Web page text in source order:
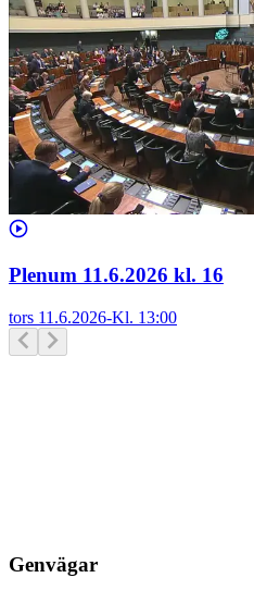
Plenum 11.6.2026 kl. 16
tors 11.6.2026-Kl. 13:00
Genvägar